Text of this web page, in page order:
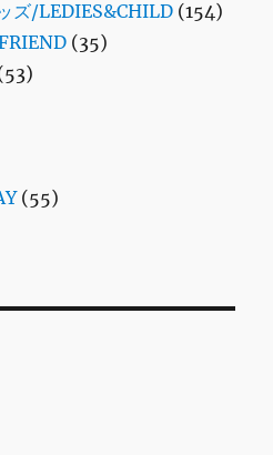
ズ/LEDIES&CHILD (154)
(35)
(55)